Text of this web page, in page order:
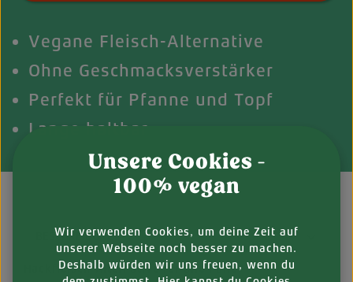
Vegane Fleisch-Alternative
Ohne Geschmacksverstärker
Perfekt für Pfanne und Topf
Lange haltbar
BESCHREIBUNG
Hackfleisch-Alternative für alle Fälle
Unsere Cookies -
100% vegan
Wir verwenden Cookies, um deine Zeit auf
unserer Webseite noch besser zu machen.
Deshalb würden wir uns freuen, wenn du